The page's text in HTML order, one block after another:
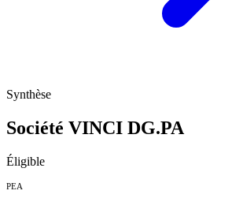
Synthèse
Société VINCI DG.PA
Éligible
PEA